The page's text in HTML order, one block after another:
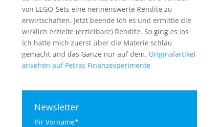
von LEGO-Sets eine nennenswerte Rendite zu
erwirtschaften. Jetzt beende ich es und ermittle die
wirklich erzielte (erzielbare) Rendite. So ging es los
Ich hatte mich zuerst über die Materie schlau
gemacht und das Ganze nur auf dem, Originalartikel
ansehen auf Petras Finanzexperimente
Newsletter
Ihr Vorname*